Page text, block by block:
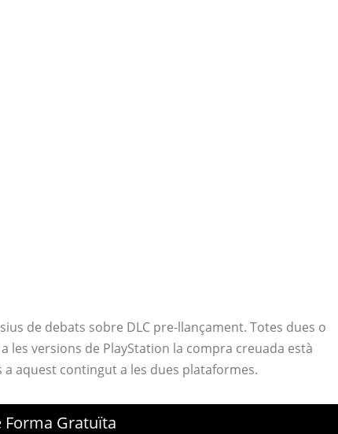
de debats sobre DLC pre-llançament. Totes dues o
les versions de PlayStation la compra creuada està
aquest contingut a les dues plataformes.
Forma Gratuïta